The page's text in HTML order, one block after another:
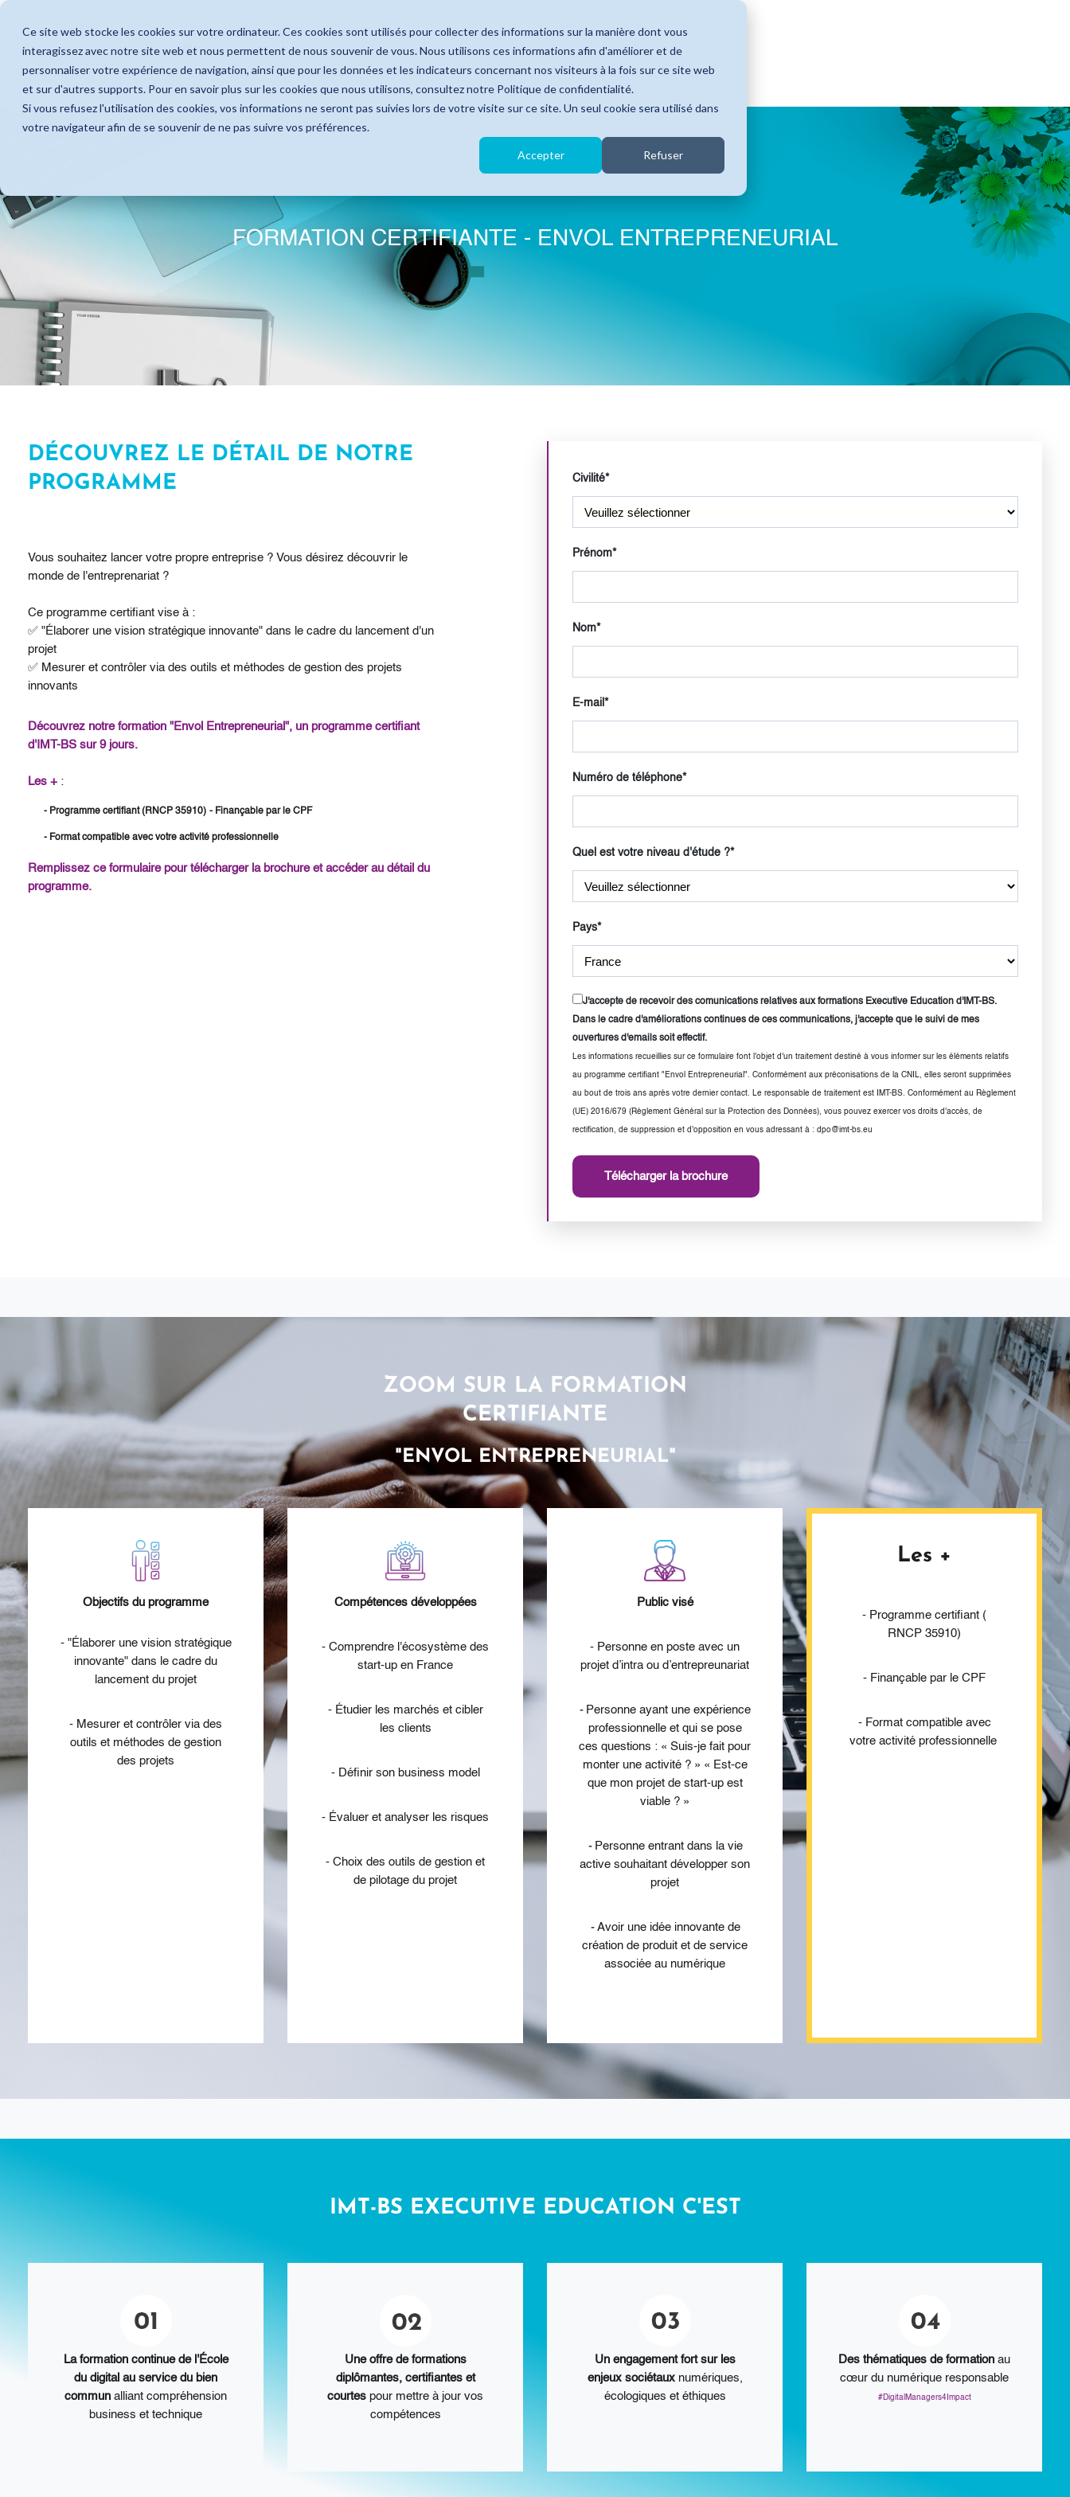
Ce site web stocke les cookies sur votre ordinateur. Ces cookies sont utilisés pour collecter des informations sur la manière dont vous
interagissez avec notre site web et nous permettent de nous souvenir de vous. Nous utilisons ces informations afin d'améliorer et de
personnaliser votre expérience de navigation, ainsi que pour les données et les indicateurs concernant nos visiteurs à la fois sur ce site web
et sur d'autres supports. Pour en savoir plus sur les cookies que nous utilisons, consultez notre Politique de confidentialité.
Si vous refusez l'utilisation des cookies, vos informations ne seront pas suivies lors de votre visite sur ce site. Un seul cookie sera utilisé dans
votre navigateur afin de se souvenir de ne pas suivre vos préférences.
Accepter Refuser
FORMATION CERTIFIANTE - ENVOL ENTREPRENEURIAL
DÉCOUVREZ LE DÉTAIL DE NOTRE
PROGRAMME
Vous souhaitez lancer votre propre entreprise ? Vous désirez découvrir le
monde de l'entreprenariat ?
Ce programme certifiant vise à :
✅ "Élaborer une vision stratégique innovante" dans le cadre du lancement d'un
projet
✅ Mesurer et contrôler via des outils et méthodes de gestion des projets
innovants
Découvrez notre formation "Envol Entrepreneurial", un programme certifiant
d'IMT-BS sur 9 jours.
Les + :
- Programme certifiant (RNCP 35910) - Finançable par le CPF
- Format compatible avec votre activité professionnelle
Remplissez ce formulaire pour télécharger la brochure et accéder au détail du
programme.
Civilité*
Prénom*
Nom*
E-mail *
Numéro de téléphone*
Quel est votre niveau d'étude ?*
Pays*
J'accepte de recevoir des comunications relatives aux formations Executive Education d'IMT-BS.
Dans le cadre d'améliorations continues de ces communications, j'accepte que le suivi de mes
ouvertures d'emails soit effectif.
Les informations recueillies sur ce formulaire font l'objet d'un traitement destiné à vous informer sur les éléments relatifs
au programme certifiant "Envol Entrepreneurial". Conformément aux préconisations de la CNIL, elles seront supprimées
au bout de trois ans après votre dernier contact. Le responsable de traitement est IMT-BS. Conformément au Règlement
(UE) 2016/679 (Règlement Général sur la Protection des Données), vous pouvez exercer vos droits d'accès, de
rectification, de suppression et d'opposition en vous adressant à : dpo@imt-bs.eu
ZOOM SUR LA FORMATION
CERTIFIANTE
"ENVOL ENTREPRENEURIAL"
Objectifs du programme
- "Élaborer une vision stratégique
innovante" dans le cadre du
lancement du projet
- Mesurer et contrôler via des
outils et méthodes de gestion
des projets
Compétences développées
- Comprendre l'écosystème des
start-up en France
- Étudier les marchés et cibler
les clients
- Définir son business model
- Évaluer et analyser les risques
- Choix des outils de gestion et
de pilotage du projet
Public visé
- Personne en poste avec un
projet d’intra ou d’entrepreunariat
- Personne ayant une expérience
professionnelle et qui se pose
ces questions : « Suis-je fait pour
monter une activité ? » « Est-ce
que mon projet de start-up est
viable ? »
- Personne entrant dans la vie
active souhaitant développer son
projet
- Avoir une idée innovante de
création de produit et de service
associée au numérique
Les +
- Programme certifiant (
RNCP 35910)
- Finançable par le CPF
- Format compatible avec
votre activité professionnelle
IMT-BS EXECUTIVE EDUCATION C'EST
La formation continue de l'École
du digital au service du bien
commun alliant compréhension
business et technique
Une offre de formations
diplômantes, certifiantes et
courtes pour mettre à jour vos
compétences
Un engagement fort sur les
enjeux sociétaux numériques,
écologiques et éthiques
Des thématiques de formation au
cœur du numérique responsable
#DigitalManagers4Impact